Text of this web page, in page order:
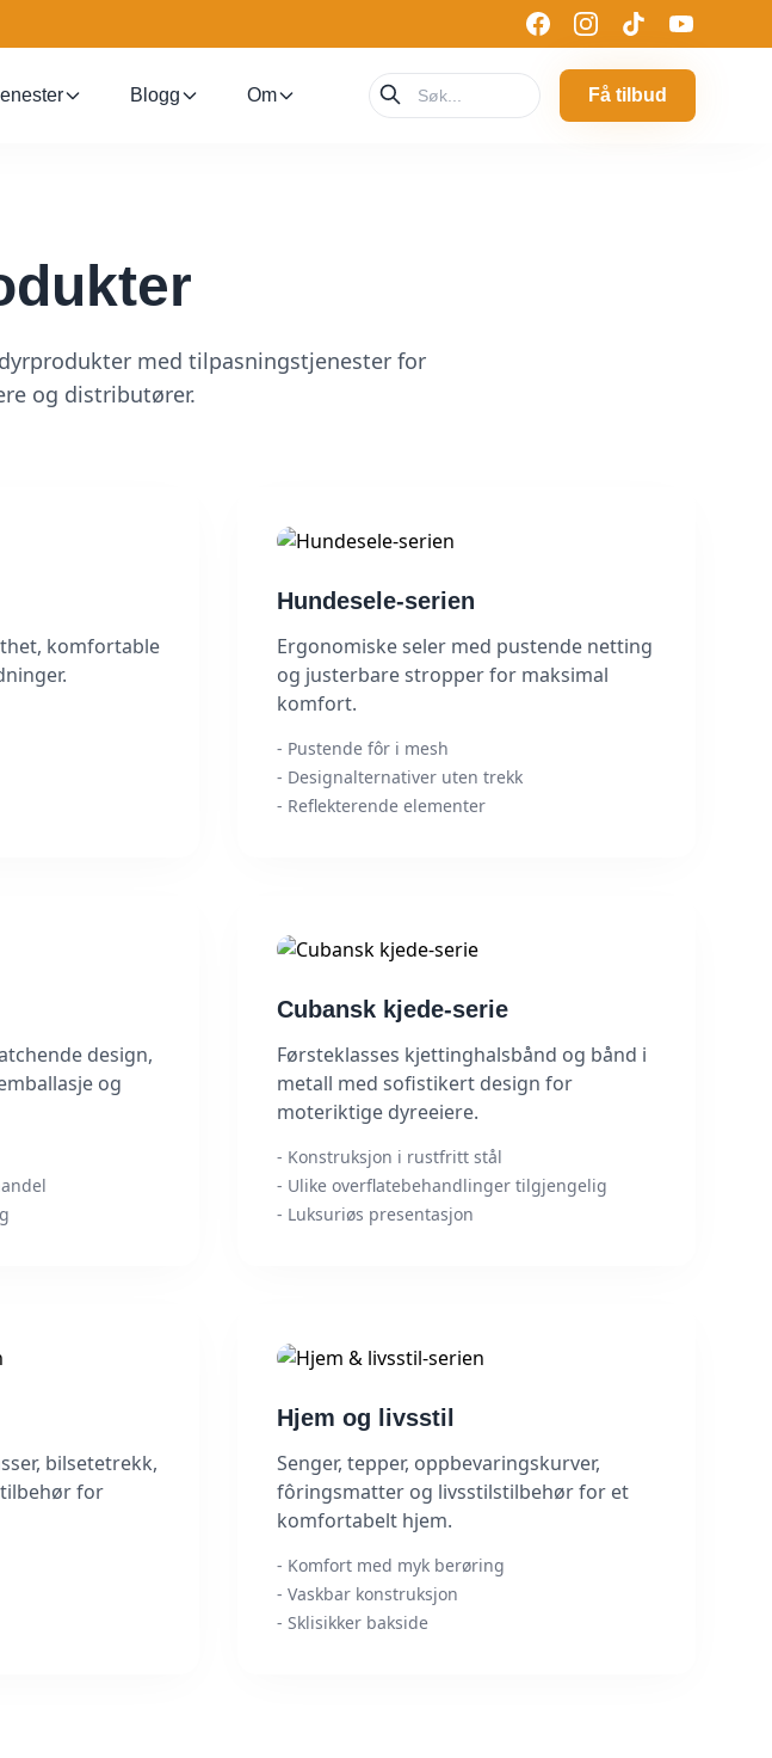
Blogg Om Få tilbud
med tilpasningstjenester for
og distributører.
komfortable
Hundesele-serien
Ergonomiske seler med pustende netting
og justerbare stropper for maksimal
komfort.
- Pustende fôr i mesh
- Designalternativer uten trekk
- Reflekterende elementer
design,
og
Cubansk kjede-serie
Førsteklasses kjettinghalsbånd og bånd i
metall med sofistikert design for
moteriktige dyreeiere.
- Konstruksjon i rustfritt stål
- Ulike overflatebehandlinger tilgjengelig
- Luksuriøs presentasjon
bilsetetrekk,
for
Hjem og livsstil
Senger, tepper, oppbevaringskurver,
fôringsmatter og livsstilstilbehør for et
komfortabelt hjem.
- Komfort med myk berøring
- Vaskbar konstruksjon
- Sklisikker bakside